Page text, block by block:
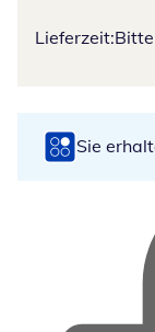
Lieferzeit:
Sie